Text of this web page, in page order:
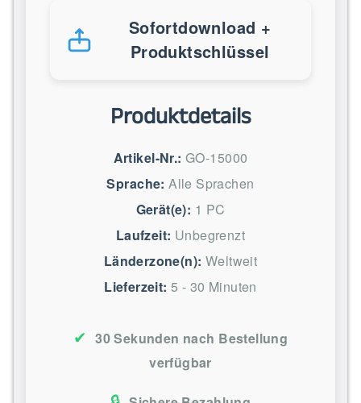
Sofortdownload +
Produktschlüssel
Produktdetails
Artikel-Nr.: GO-15000
Sprache: Alle Sprachen
Gerät(e): 1 PC
Laufzeit: Unbegrenzt
Länderzone(n): Weltweit
Lieferzeit: 5 - 30 Minuten
✔ 30 Sekunden nach Bestellung
verfügbar